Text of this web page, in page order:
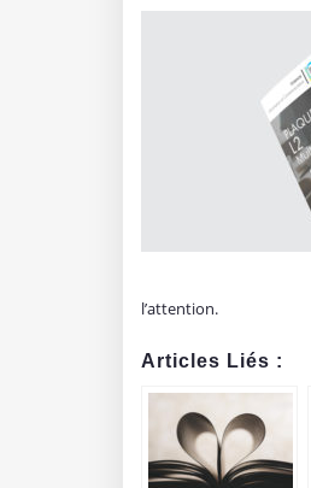
l’attention.
Articles Liés :